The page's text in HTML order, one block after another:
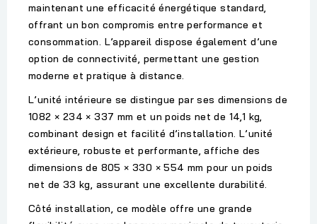
maintenant uneefficacité énergétique standard,
offrant un bon compromis entre performance et
consommation. L’appareil dispose également d’une
option deconnectivité, permettant une gestion
moderne et pratique à distance.
L’unité intérieure se distingue par ses dimensions de
1082 × 234 × 337 mm et un poids net de 14,1 kg,
combinant design et facilité d’installation. L’unité
extérieure, robuste et performante, affiche des
dimensions de 805 × 330 × 554 mm pour un poids
net de 33 kg, assurant une excellente durabilité.
Côté installation, ce modèle offre une grande